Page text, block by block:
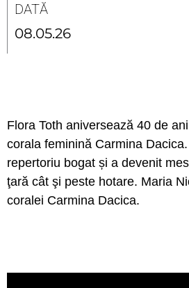
DATĂ
08.05.26
Flora Toth aniversează 40 de
corala feminină Carmina
repertoriu bogat și a devenit
ţară cât şi peste hotare. Maria
coralei Carmina Dacica.